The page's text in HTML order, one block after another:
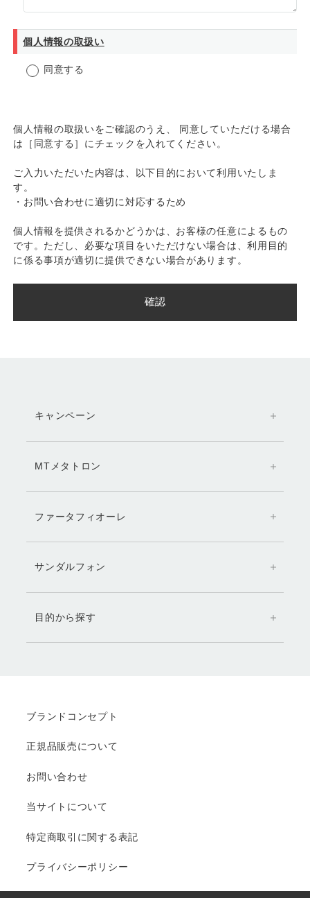
個人情報の取扱い
同意する
個人情報の取扱いをご確認のうえ、 同意していただける場合
は［同意する］にチェックを入れてください。
ご入力いただいた内容は、以下目的において利用いたしま
す。
・お問い合わせに適切に対応するため
個人情報を提供されるかどうかは、お客様の任意によるもの
です。ただし、必要な項目をいただけない場合は、利用目的
に係る事項が適切に提供できない場合があります。
キャンペーン
MTメタトロン
ファータフィオーレ
サンダルフォン
目的から探す
ブランドコンセプト
正規品販売について
お問い合わせ
当サイトについて
特定商取引に関する表記
プライバシーポリシー